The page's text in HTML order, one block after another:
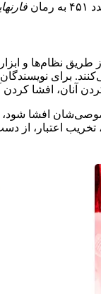
رمان
نظام‌ها و
برای
افشا شود، و